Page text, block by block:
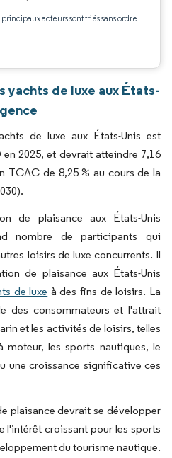
acteurs sont triés sans ordre
yachts de luxe aux États-
de luxe aux États-Unis est
en 2025, et devrait atteindre 7,16
TCAC de 8,25 % au cours de la
de plaisance aux États-Unis
nombre de participants qui
loisirs de luxe concurrents. Il
de plaisance aux États-Unis
de luxe à des fins de loisirs. La
des consommateurs et l'attrait
et les activités de loisirs, telles
les sports nautiques, le
une croissance significative ces
plaisance devrait se développer
l'intérêt croissant pour les sports
du tourisme nautique.